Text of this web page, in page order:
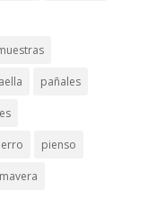
pañales
pienso